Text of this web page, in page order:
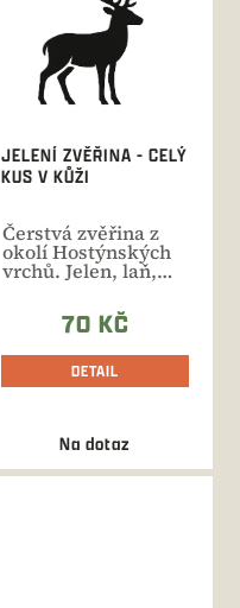
Na dotaz
JELENÍ ZVĚŘINA - CELÝ
KUS V KŮŽI
Čerstvá zvěřina z
okolí Hostýnských
vrchů. Jelen, laň,
kolouch ve váze 35-
70 KČ
DETAIL